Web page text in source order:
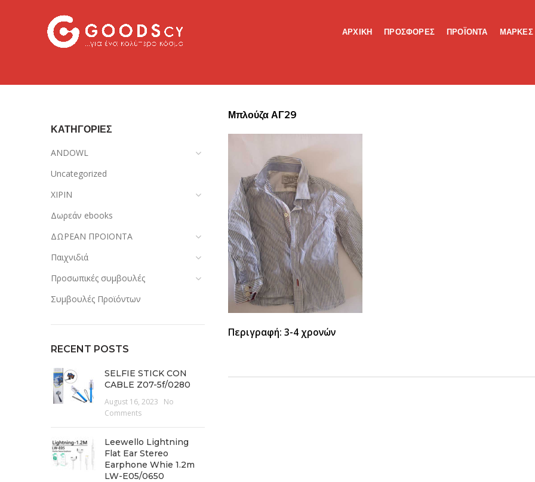
ΑΡΧΙΚΗ ΠΡΟΣΦΟΡΕΣ ΠΡΟΪΟΝΤΑ ΜΑΡΚΕΣ
Μπλούζα ΑΓ29
Περιγραφή: 3-4 χρονών
ΚΑΤΗΓΟΡΙΕΣ
ANDOWL
Uncategorized
XIPIN
Δωρεάν ebooks
ΔΩΡΕΑΝ ΠΡΟΙΟΝΤΑ
Παιχνιδιά
Προσωπικές συμβουλές
Συμβουλές Προϊόντων
RECENT POSTS
SELFIE STICK CON
CABLE Z07-5f/0280
August 16, 2023
No
Comments
Leewello Lightning
Flat Ear Stereo
Earphone Whie 1.2m
LW-E05/0650